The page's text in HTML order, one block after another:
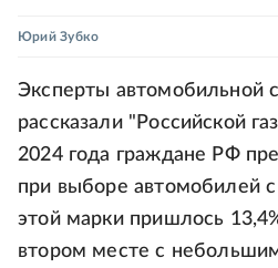
Юрий Зубко
Эксперты автомобильной
рассказали "Российской
2024 года граждане РФ
при выборе автомобилей
этой марки пришлось
втором месте с